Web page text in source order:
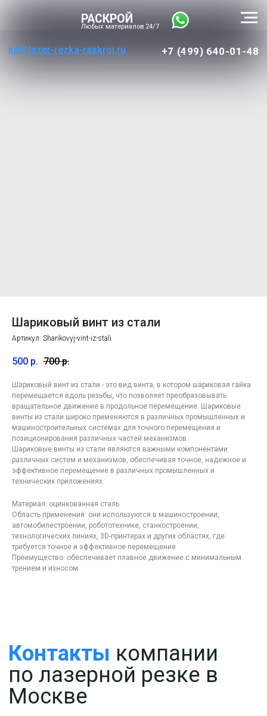
РАСКРОЙ
Любых материалов 24/7
Шариковый винт из стали
Артикул: Sharikovyj-vint-iz-stali
500 р. 700 р.
Шариковый винт из стали - это вид винта, в котором шариковая гайка
перемещается вдоль резьбы, что позволяет преобразовывать
вращательное движение в продольное перемещение. Шариковые
винты из стали широко применяются в различных промышленных и
машиностроительных системах для точного перемещения и
позиционирования различных частей механизмов.
Шариковые винты из стали являются важными компонентами
различных систем и механизмов, обеспечивая точное, надежное и
эффективное перемещение в различных промышленных и
технических приложениях.
Материал: оцинкованная сталь
Область применения: они используются в машиностроении,
автомобилестроении, робототехнике, станкостроении,
технологических линиях, 3D-принтерах и других областях, где
требуется точное и эффективное перемещение
Преимущество: обеспечивает плавное движение с минимальным
трением и износом
Контакты компании
по лазерной резке в
Москве